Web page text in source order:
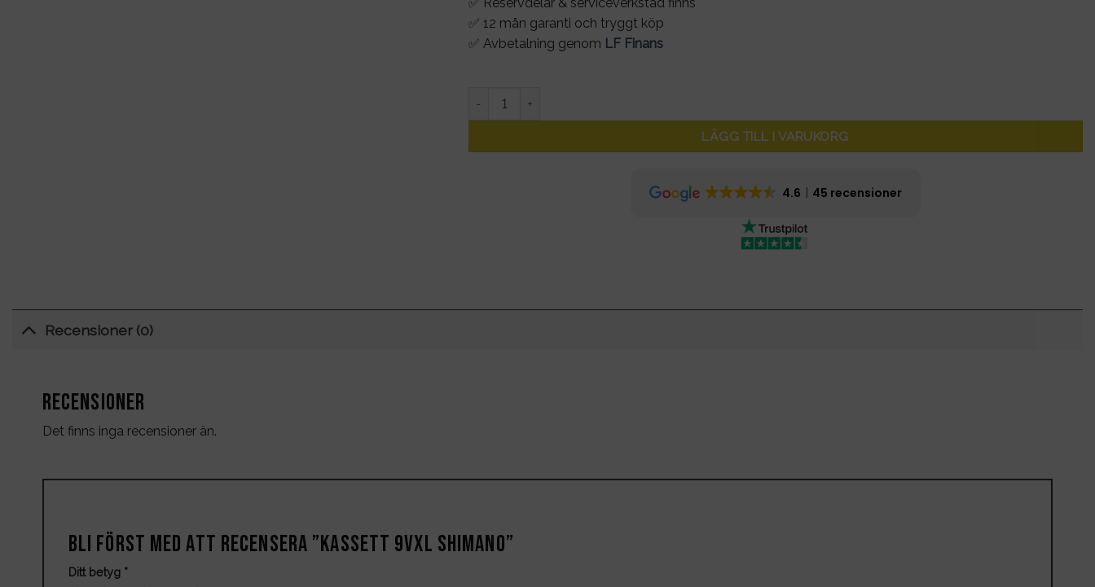
✅ Reservdelar & serviceverkstad finns
✅ 12 mån garanti och tryggt köp
✅ Avbetalning genom LF Finans
Kassett 9vxl Shimano mängd
LÄGG TILL I VARUKORG
4.6 45 recensioner
Recensioner (0)
Recensioner
Det finns inga recensioner än.
Bli först med att recensera ”Kassett 9vxl Shimano”
Ditt betyg *